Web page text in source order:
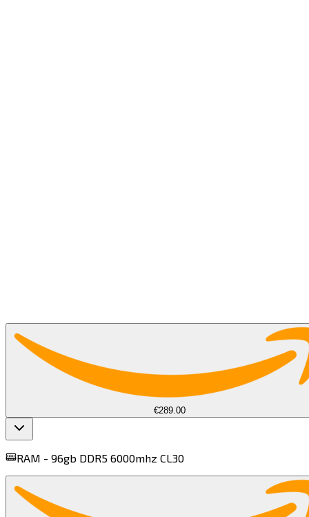
€289.00
RAM - 96gb DDR5 6000mhz CL30​​​​‌ ‍ ​‍​‍‌‍ ‌ ​‍‌‍‍‌‌‍‌ ‌‍‍‌‌‍ ‍​‍​‍​ ‍‍​‍​‍‌ ​ ‌‍​‌‌‍ ‍‌‍‍‌‌ ‌​‌ ‍‌​‍ ‍‌‍‍‌‌‍ ​‍​‍​‍ ​​‍​‍‌‍‍​‌ ​‍‌‍‌‌‌‍‌‍​‍​‍​ ‍‍​‍​‍​‍ ‌‍​‌‌‍‌​‌‍ ‌‌‍‍‌‌‍ ‍​‍ ‌‍‍‌‌‍ ‍‌ ‌​‌‍‌‌‌‍ ‍‌ ‌​​‍ ‌‍‌‌‌‍‌​‌‍‍‌‌ ‌​​‍ ‌‍ ‌‌‍ ‌‍‌​‌‍‌‌​ ‌‌ ​​‌ ​‍‌‍‌‌‌ ​ ‌‍‌‌‌‍ ‍‌ ‌​‌‍​‌‌ ‌​‌‍‍‌‌‍ ‌‍ ‍​ ‍ ‌‍‍‌‌‍‌​​ ‌​ ​ ​ ‍​‌‍​‍‌‍​‌​ ​​‌‍‌‌​ ​‍‌‍​‍​‍ ‌​ ‌​​ ‌ ​ ‌‌​ ​​​‍ ‌​ ‌​​ ‌ ‌‍‌​‌‍​‌​‍ ‌‌‍​‌​ ​ ​ ‌‌‌‍‌​​‍ ‌​ ​‌​ ‌​‌‍‌‌​ ​‍​ ‍​​ ‌‌​ ‍‌​ ‌‌‌‍‌‍​ ​​‌‍‌‍‌‍​ ​ ‍ ‌ ‌​‌ ‍‌‌ ​​‌‍‌‌​ ‌‌ ​‍‌‍​‌‌‍ ‌​ ‍ ‌ ​​‌‍​‌‌ ‌​‌‍‍​​ ‌‌‍ ‍‌‍​‌‌‍ ‌‌‍‌‌​ ‌‍​‍‌‍​‌‌ ​ ‌‍‌‌‌‌‌‌‌ ​‍‌‍ ​​ ‌​‍‌‌​ ​‍‌​‌‍‌‍​‌‌‍‌​‌‍ ‌‌‍‍‌‌‍ ‍​‍‌‍‌‍‍‌‌‍‌​​ ‌​ ​ ​ ‍​‌‍​‍‌‍​‌​ ​​‌‍‌‌​ ​‍‌‍​‍​‍ ‌​ ‌​​ ‌ ​ ‌‌​ ​​​‍ ‌​ ‌​​ ‌ ‌‍‌​‌‍​‌​‍ ‌‌‍​‌​ ​ ​ ‌‌‌‍‌​​‍ ‌​ ​‌​ ‌​‌‍‌‌​ ​‍​ ‍​​ ‌‌​ ‍‌​ ‌‌‌‍‌‍​ ​​‌‍‌‍‌‍​ ​‍‌‍‌ ‌​‌ ‍‌‌ ​​‌‍‌‌​ ‌‌ ​‍‌‍​‌‌‍ ‌​‍‌‍‌ ​​‌‍​‌‌ ‌​‌‍‍​​ ‌‌‍ ‍‌‍​‌‌‍ ‌‌‍‌‌​‍‌‍‌ ​​‌‍‌‌‌ ​‍‌ ​ ‌ ​​‌‍‌‌‌‍​ ‌ ‌​‌‍‍‌‌ ‌‍‌‍‌‌​ ‌‌ ​​‌ ‌‌‌‍​‍‌‍ ​‌‍‍‌‌ ​ ‌‍‍​‌‍‌‌‌‍‌​​‍​‍‌ ‌